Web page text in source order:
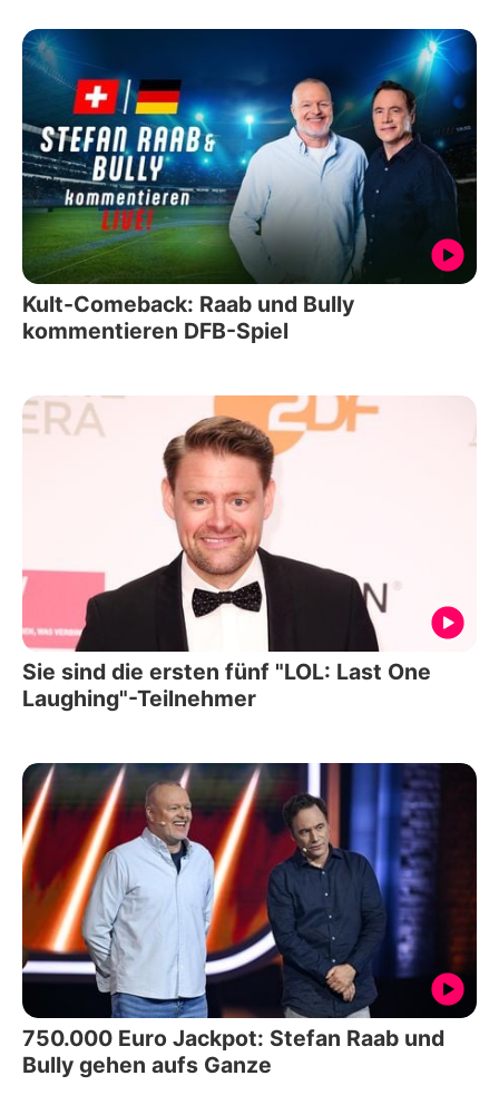
Kult-Comeback: Raab und Bully
kommentieren DFB-Spiel
Sie sind die ersten fünf "LOL: Last One
Laughing"-Teilnehmer
750.000 Euro Jackpot: Stefan Raab und
Bully gehen aufs Ganze